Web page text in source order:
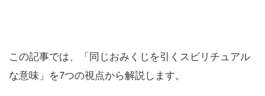
この記事では、「同じおみくじを引くスピリチュアル
な意味」を7つの視点から解説します。